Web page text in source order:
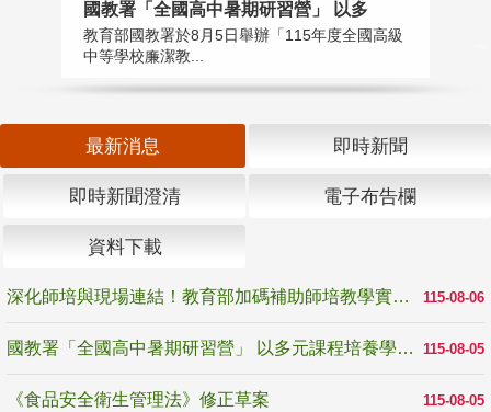
國教署「全國高中暑期研習營」 以多
教育部國教署於8月5日舉辦「115年度全國高級
中等學校廉潔教...
最新消息 即時新聞
即時新聞澄清 電子布告欄
資料下載
115-08-06
深化師培與現場連結！教育部加碼補助師培教學實踐研究 10月師培國際研討會交流教學實踐經驗
115-08-05
國教署「全國高中暑期研習營」 以多元課程培養學生瞭解誠信專業與倫理價值
115-08-05
《食品安全衛生管理法》修正草案